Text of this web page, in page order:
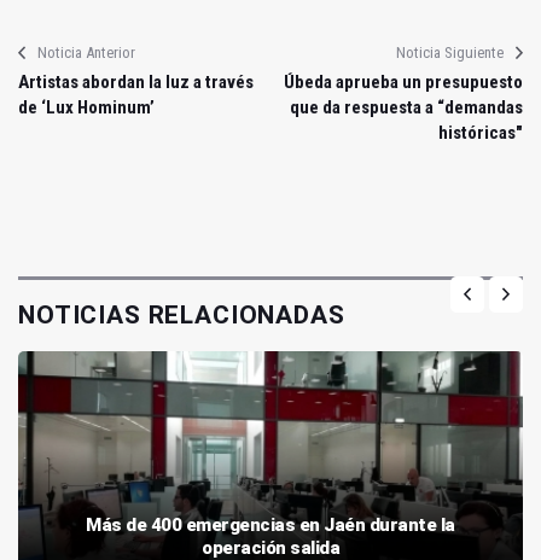
Noticia Anterior
Artistas abordan la luz a través
de ‘Lux Hominum’
Noticia Siguiente
Úbeda aprueba un presupuesto
que da respuesta a “demandas
históricas"
NOTICIAS RELACIONADAS
Más de 400 emergencias en Jaén durante la
operación salida